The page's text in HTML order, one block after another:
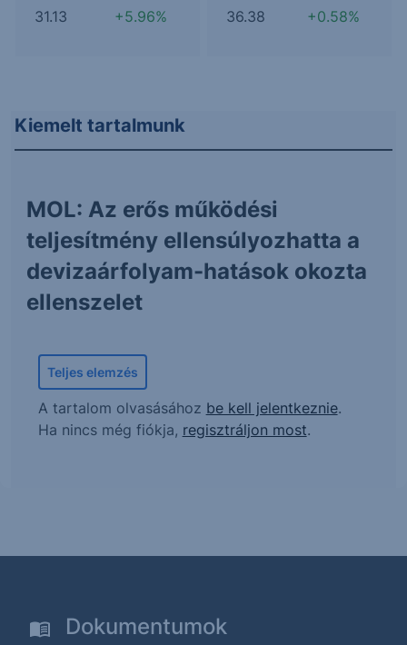
31.13 +5.96% 36.38 +0.58%
Kiemelt tartalmunk
MOL: Az erős működési
teljesítmény ellensúlyozhatta a
devizaárfolyam-hatások okozta
ellenszelet
Teljes elemzés
A tartalom olvasásához be kell jelentkeznie.
Ha nincs még fiókja, regisztráljon most.
Dokumentumok